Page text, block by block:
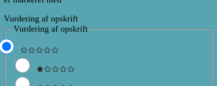
Vurdering af opskrift
Vurdering af opskrift